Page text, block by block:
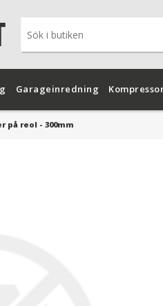
Garageinredning
på reol - 300mm